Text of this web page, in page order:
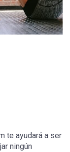
te ayudará a ser
ningún